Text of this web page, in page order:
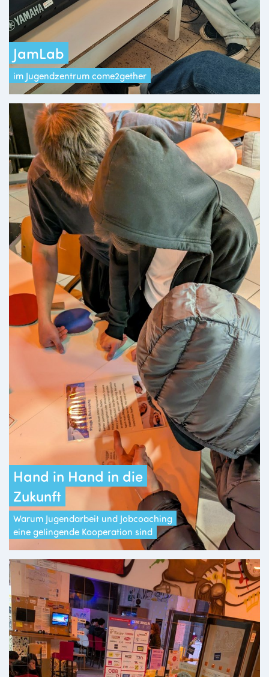
JamLab
im Jugendzentrum come2gether
Hand in Hand in die
Zukunft
Warum Jugendarbeit und Jobcoaching
eine gelingende Kooperation sind